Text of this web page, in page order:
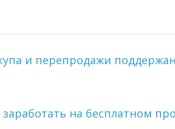
и перепродажи
заработать на бесплатном